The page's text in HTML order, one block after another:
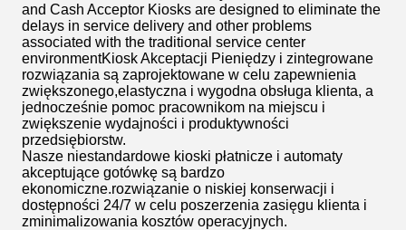
and Cash Acceptor Kiosks are designed to eliminate the
delays in service delivery and other problems
associated with the traditional service center
environmentKiosk Akceptacji Pieniędzy i zintegrowane
rozwiązania są zaprojektowane w celu zapewnienia
zwiększonego,elastyczna i wygodna obsługa klienta, a
jednocześnie pomoc pracownikom na miejscu i
zwiększenie wydajności i produktywności
przedsiębiorstw.
Nasze niestandardowe kioski płatnicze i automaty
akceptujące gotówkę są bardzo
ekonomiczne.rozwiązanie o niskiej konserwacji i
dostępności 24/7 w celu poszerzenia zasięgu klienta i
zminimalizowania kosztów operacyjnych.